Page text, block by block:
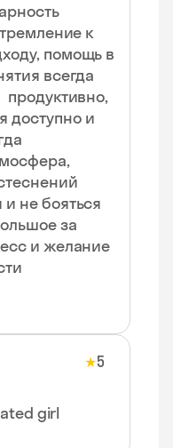
к
помощь в
всегда
продуктивно,
доступно и
не бояться
за
и желание
★5
girl